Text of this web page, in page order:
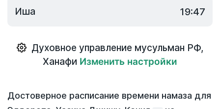
Иша 19:47
Духовное управление мусульман РФ,
Ханафи Изменить настройки
Достоверное расписание времени намаза для